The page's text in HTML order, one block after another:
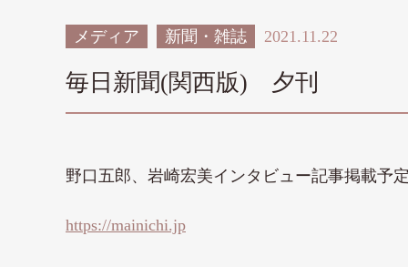
メディア 新聞・雑誌 2021.11.22
毎日新聞(関西版) 夕刊
野口五郎、岩崎宏美インタビュー記事掲載予
https://mainichi.jp